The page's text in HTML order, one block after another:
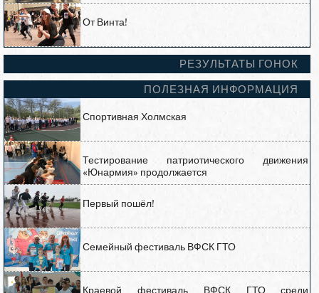
От Винта!
РЕЗУЛЬТАТЫ ГОНОК
ПОЛЕЗНАЯ ИНФОРМАЦИЯ
Спортивная Холмская
Тестирование патриотического движения
«Юнармия» продолжается
Первый пошёл!
Семейный фестиваль ВФСК ГТО